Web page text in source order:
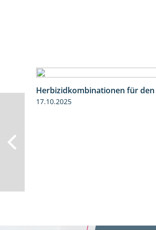
Herbizidkombinationen für
17.10.2025